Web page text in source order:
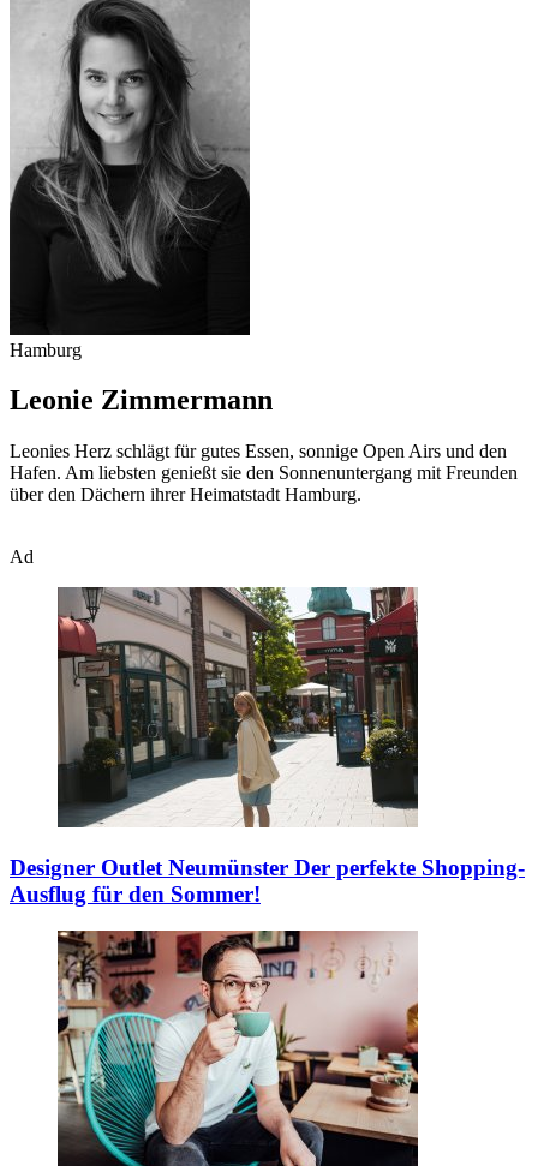
Hamburg
Leonie Zimmermann
Leonies Herz schlägt für gutes Essen, sonnige Open Airs und den
Hafen. Am liebsten genießt sie den Sonnenuntergang mit Freunden
über den Dächern ihrer Heimatstadt Hamburg.
Ad
Designer Outlet Neumünster Der perfekte Shopping-
Ausflug für den Sommer!